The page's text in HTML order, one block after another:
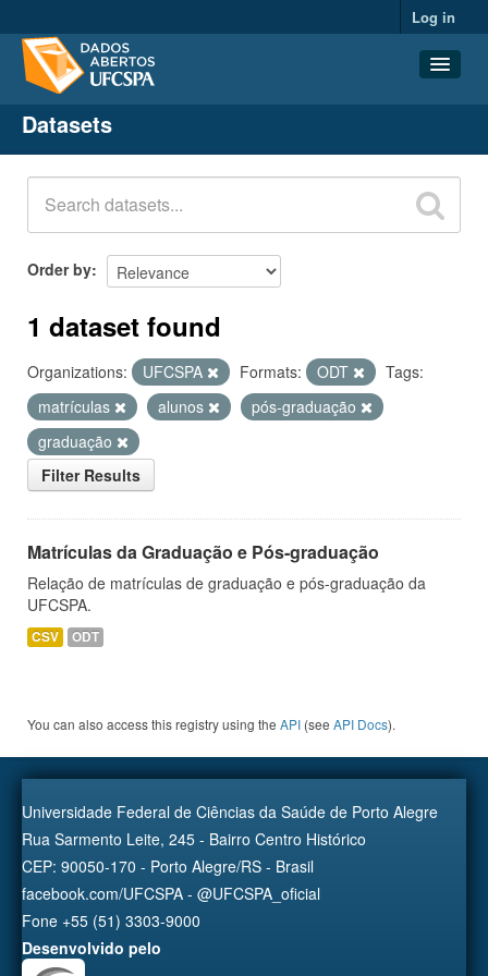
Log in
Datasets
Organizations
Groups
About
Datasets
Order by
1 dataset found
Organizations: UFCSPA Formats: ODT
Tags:
matrículas
alunos
pós-graduação
graduação
Filter Results
Matrículas da Graduação e Pós-graduação
Relação de matrículas de graduação e pós-graduação da
UFCSPA.
CSV ODT
You can also access this registry using the API (see API Docs).
Universidade Federal de Ciências da Saúde de Porto Alegre
Rua Sarmento Leite, 245 - Bairro Centro Histórico
CEP: 90050-170 - Porto Alegre/RS - Brasil
facebook.com/UFCSPA - @UFCSPA_oficial
Fone +55 (51) 3303-9000
Desenvolvido pelo